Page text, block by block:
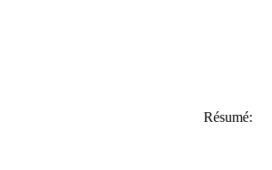
Résumé: